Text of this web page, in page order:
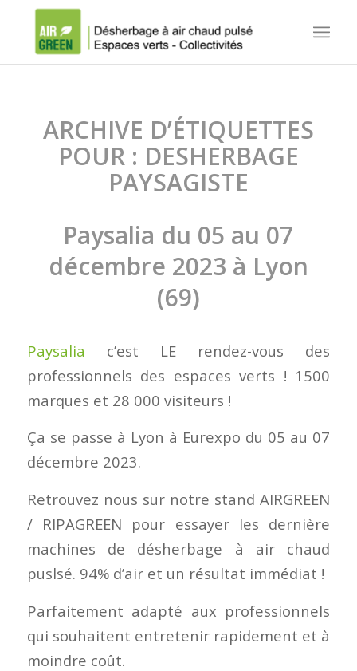
ARCHIVE D’ÉTIQUETTES
POUR : DESHERBAGE
PAYSAGISTE
Paysalia du 05 au 07
décembre 2023 à Lyon
(69)
Paysalia c’est LE rendez-vous des
professionnels des espaces verts ! 1500
marques et 28 000 visiteurs !
Ça se passe à Lyon à Eurexpo du 05 au 07
décembre 2023.
Retrouvez nous sur notre stand AIRGREEN
/ RIPAGREEN pour essayer les dernière
machines de désherbage à air chaud
puslsé. 94% d’air et un résultat immédiat !
Parfaitement adapté aux professionnels
qui souhaitent entretenir rapidement et à
moindre coût.